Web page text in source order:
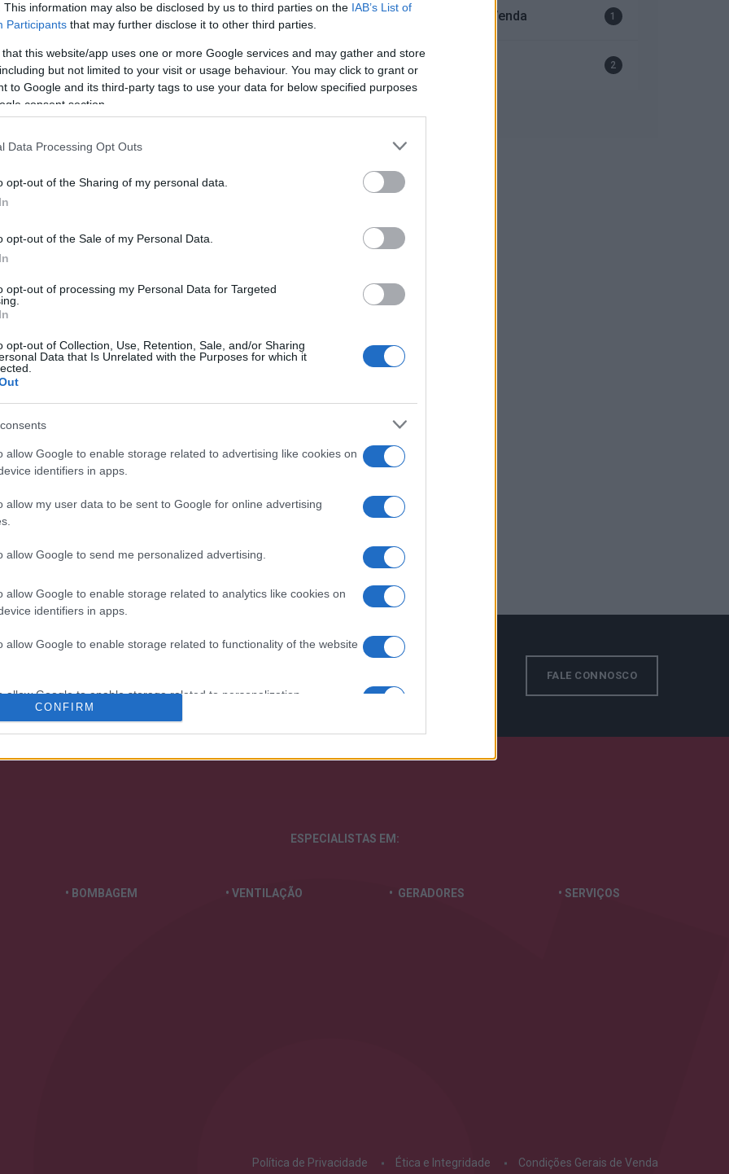
This information may also be disclosed by us to third parties on the IAB’s List of
Participants that may further disclose it to other third parties.
that this website/app uses one or more Google services and may gather and store
but not limited to your visit or usage behaviour. You may click to grant or
to Google and its third-party tags to use your data for below specified purposes
consent section.
Data Processing Opt Outs
opt-out of the Sharing of my personal data.
opt-out of the Sale of my Personal Data.
opt-out of processing my Personal Data for Targeted
opt-out of Collection, Use, Retention, Sale, and/or Sharing
Data that Is Unrelated with the Purposes for which it
allow Google to enable storage related to advertising like cookies on
identifiers in apps.
allow my user data to be sent to Google for online advertising
allow Google to send me personalized advertising.
allow Google to enable storage related to analytics like cookies on
identifiers in apps.
allow Google to enable storage related to functionality of the website
allow Google to enable storage related to personalization.
allow Google to enable storage related to security, including
CONFIRM
no mercado de
da inclusão no mercado de trabalho,
formado e apoiado pela instituição de solidariedade social
Intelectual
que tem como missão prestar serviços de qualidade à
de Varzim, visando a satisfação das suas necessidades e
TGCL instalada num transformador de
potência em França
Serviço Após-Venda 1
Ventiladores 2
organização e os nossos produtos! FALE CONNOSCO
ESPECIALISTAS EM:
• BOMBAGEM • VENTILAÇÃO • GERADORES • SERVIÇOS
Política de Privacidade Ética e Integridade Condições Gerais de Venda